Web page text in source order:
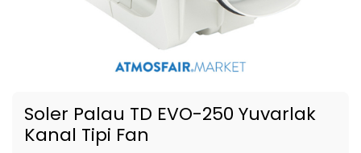
Soler Palau TD EVO-250 Yuvarlak
Kanal Tipi Fan